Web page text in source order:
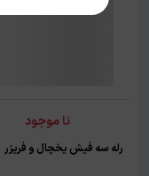
نا موجود
رله سه فیش یخچال و فریزر